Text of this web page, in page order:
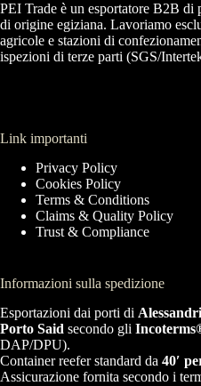
PEI Trade è un esportatore B2B di
di origine egiziana. Lavoriamo
agricole e stazioni di
ispezioni di terze parti (SGS/
Link importanti
Privacy Policy
Cookies Policy
Terms & Conditions
Claims & Quality Policy
Trust & Compliance
Informazioni sulla spedizione
Esportazioni dai porti di
Porto Said secondo gli
DAP/DPU).
Container reefer standard da 40′
Assicurazione fornita secondo i